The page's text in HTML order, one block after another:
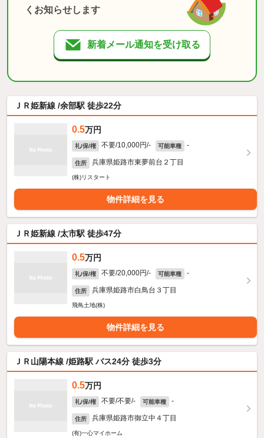
くお知らせします
新着メール通知を受け取る
ＪＲ姫新線 /余部駅 徒歩22分
0.5万円
礼/保/権 不要/10,000円/- 可能車種 -
住所 兵庫県姫路市東夢前台２丁目
(株)リスタート
物件詳細を見る
ＪＲ姫新線 /太市駅 徒歩47分
0.5万円
礼/保/権 不要/20,000円/- 可能車種 -
住所 兵庫県姫路市白鳥台３丁目
飛鳥土地(株)
物件詳細を見る
ＪＲ山陽本線 /姫路駅 バス24分 徒歩3分
0.5万円
礼/保/権 不要/不要/- 可能車種 -
住所 兵庫県姫路市御立中４丁目
(有)一心マイホーム